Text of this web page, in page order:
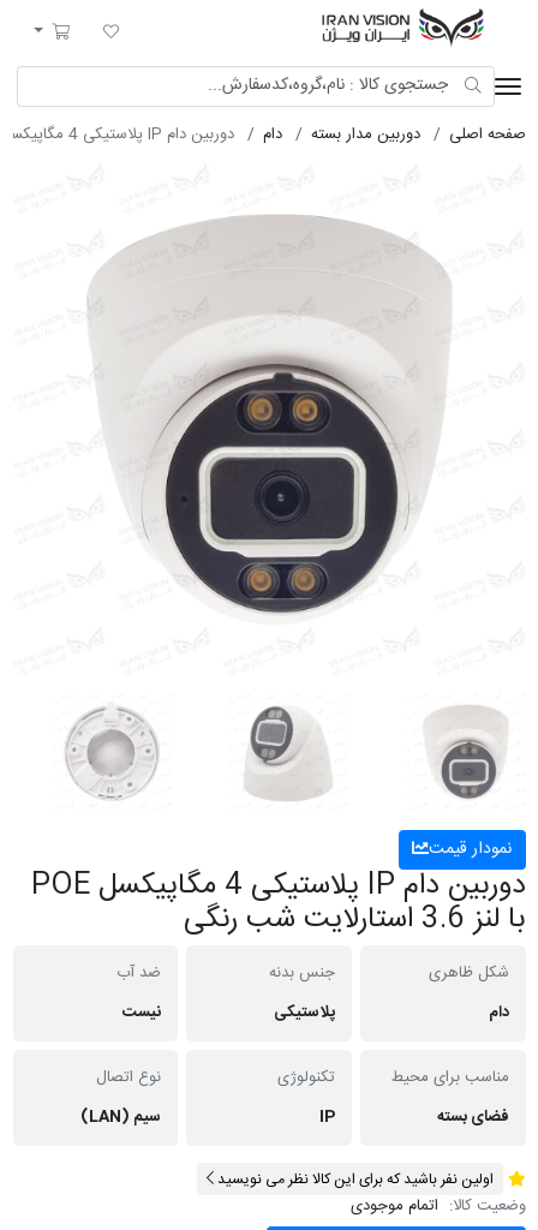
لیست مورد علاقه
سبد خرید
صفحه اصلی دوربین مدار بسته دام دوربین دام IP پلاستیکی 4 مگاپیکسل POE با لنز 3.6 استارلایت شب رنگی
نمودار قیمت
دوربین دام IP پلاستیکی 4 مگاپیکسل POE
با لنز 3.6 استارلایت شب رنگی
شکل ظاهری
دام
جنس بدنه
پلاستیکی
ضد آب
نیست
مناسب برای محیط
فضای بسته
تکنولوژی
IP
نوع اتصال
سیم (LAN)
اولین نفر باشید که برای این کالا نظر می نویسید
وضعیت کالا: اتمام موجودی